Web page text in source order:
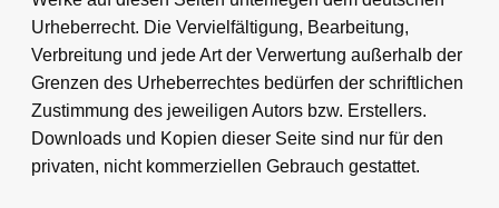
Urheberrecht. Die Vervielfältigung, Bearbeitung,
Verbreitung und jede Art der Verwertung außerhalb der
Grenzen des Urheberrechtes bedürfen der schriftlichen
Zustimmung des jeweiligen Autors bzw. Erstellers.
Downloads und Kopien dieser Seite sind nur für den
privaten, nicht kommerziellen Gebrauch gestattet.